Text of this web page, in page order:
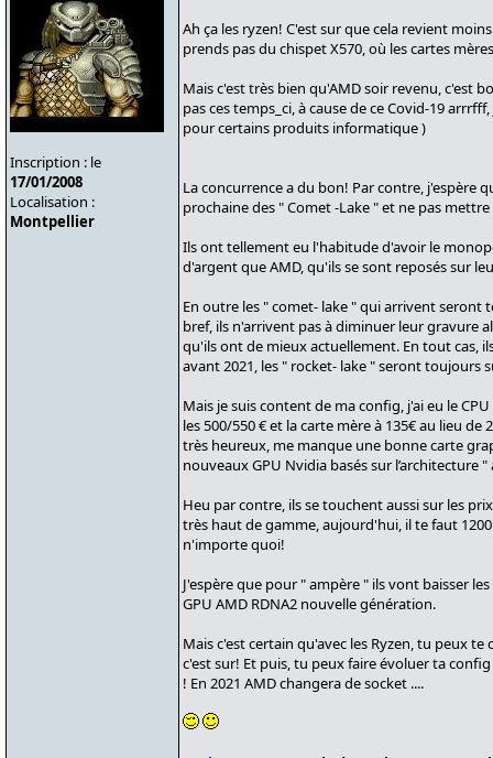
Inscription : le
17/01/2008
Localisation :
Montpellier
Ah ça les ryzen! C'est sur que cela revient
prends pas du chispet X570, où les cartes
Mais c'est très bien qu'AMD soir revenu, c'est
pas ces temps_ci, à cause de ce Covid-19
pour certains produits informatique )
La concurrence a du bon! Par contre, j'espère
prochaine des " Comet -Lake " et ne pas
Ils ont tellement eu l'habitude d'avoir le
d'argent que AMD, qu'ils se sont reposés sur
En outre les " comet- lake " qui arrivent seront
bref, ils n'arrivent pas à diminuer leur gravure
qu'ils ont de mieux actuellement. En tout cas,
avant 2021, les " rocket- lake " seront toujours
Mais je suis content de ma config, j'ai eu le
les 500/550 € et la carte mère à 135€ au lieu de
très heureux, me manque une bonne carte
nouveaux GPU Nvidia basés sur l’architecture "
Heu par contre, ils se touchent aussi sur les
très haut de gamme, aujourd'hui, il te faut
n'importe quoi!
J'espère que pour " ampère " ils vont baisser
GPU AMD RDNA2 nouvelle génération.
Mais c'est certain qu'avec les Ryzen, tu peux
c'est sur! Et puis, tu peux faire évoluer ta
! En 2021 AMD changera de socket ....